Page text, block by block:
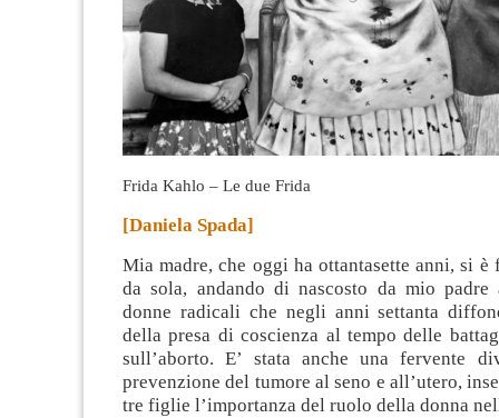
Frida Kahlo – Le due Frida
[Daniela Spada]
Mia madre, che oggi ha ottantasette anni, si è
da sola, andando di nascosto da mio
donne radicali che negli anni settanta
della presa di coscienza al tempo delle
sull’aborto. E’ stata anche una fervente
prevenzione del tumore al seno e all’utero,
tre figlie l’importanza del ruolo della donna